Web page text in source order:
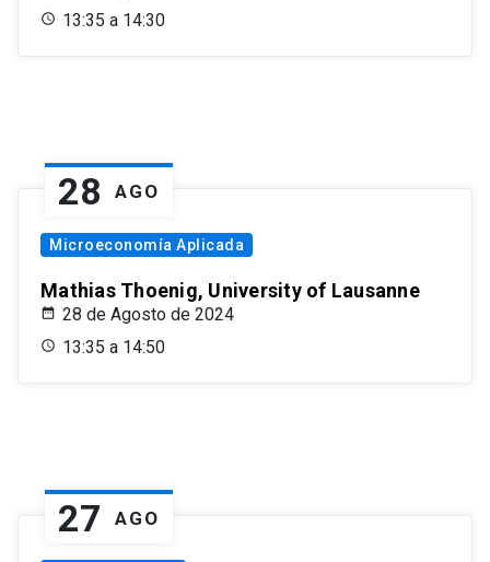
13:35 a 14:30
28 AGO
Microeconomía Aplicada
Mathias Thoenig, University of Lausanne
28 de Agosto de 2024
13:35 a 14:50
27 AGO